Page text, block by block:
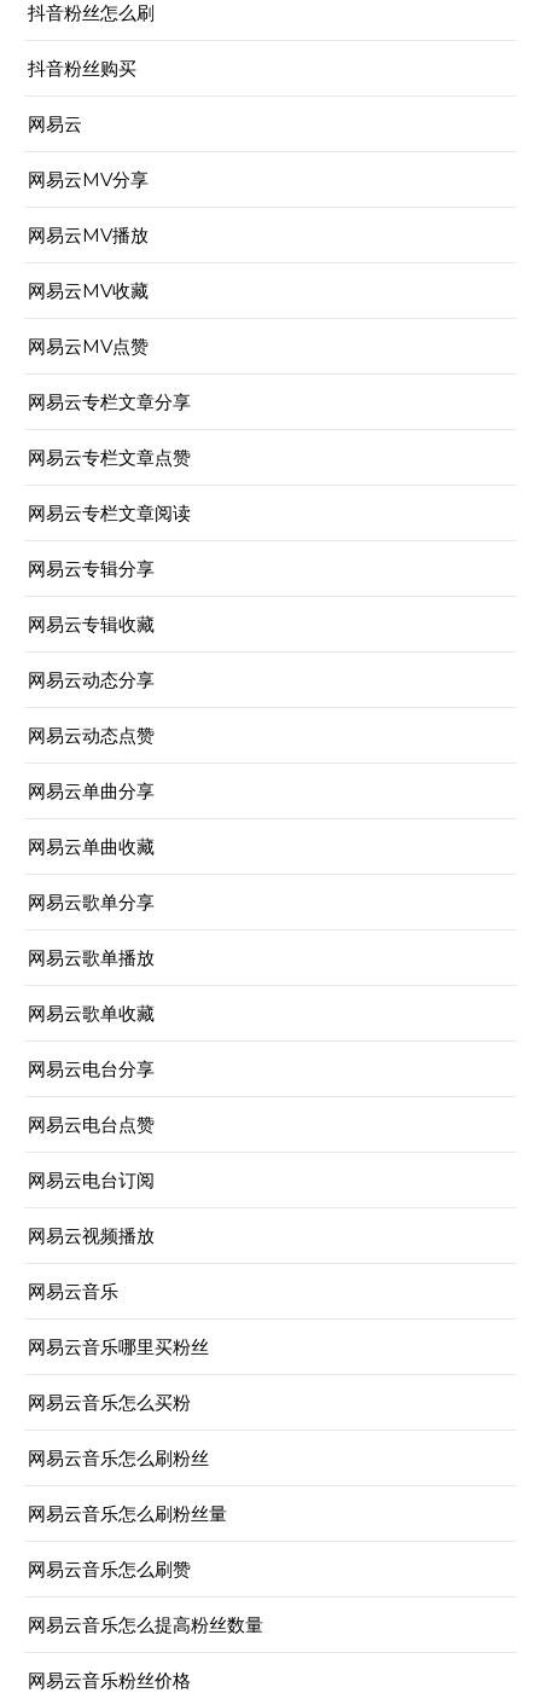
抖音粉丝怎么刷
抖音粉丝购买
网易云
网易云MV分享
网易云MV播放
网易云MV收藏
网易云MV点赞
网易云专栏文章分享
网易云专栏文章点赞
网易云专栏文章阅读
网易云专辑分享
网易云专辑收藏
网易云动态分享
网易云动态点赞
网易云单曲分享
网易云单曲收藏
网易云歌单分享
网易云歌单播放
网易云歌单收藏
网易云电台分享
网易云电台点赞
网易云电台订阅
网易云视频播放
网易云音乐
网易云音乐哪里买粉丝
网易云音乐怎么买粉
网易云音乐怎么刷粉丝
网易云音乐怎么刷粉丝量
网易云音乐怎么刷赞
网易云音乐怎么提高粉丝数量
网易云音乐粉丝价格